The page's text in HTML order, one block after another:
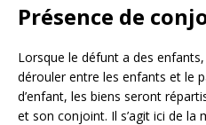
Présence de
Lorsque le défunt a des
dérouler entre les enfants et le
d’enfant, les biens seront
et son conjoint. Il s’agit ici de la